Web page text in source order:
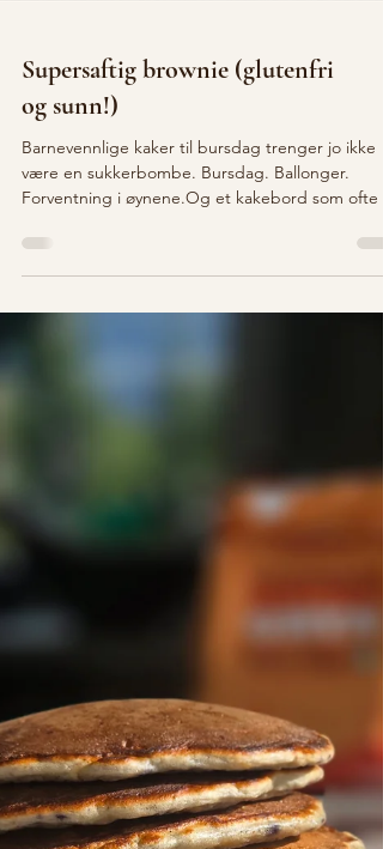
Supersaftig brownie (glutenfri
og sunn!)
Barnevennlige kaker til bursdag trenger jo ikke
Forventning i øynene.Og et kakebord som ofte
mer sukker enn mat. Men hva er egentlig kos? Er
bevisste. Spesielt når det gjelder barn som
formes av vaner vi voksne legger grunnlaget for.
Kos trenger ikke være lik raffinert sukker og tom